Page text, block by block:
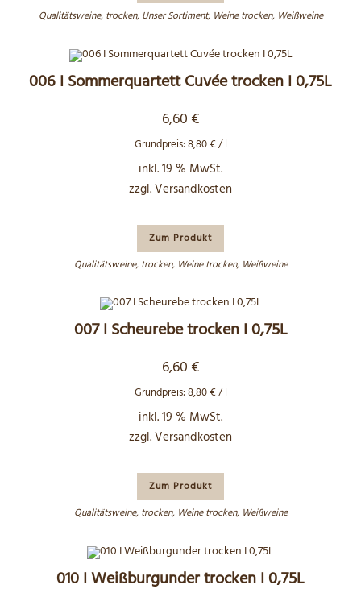
Qualitätsweine, trocken, Unser Sortiment, Weine trocken, Weißweine
006 I Sommerquartett Cuvée trocken I 0,75L
6,60 €
Grundpreis:8,80€/l
inkl. 19 % MwSt.
zzgl.Versandkosten
Zum Produkt
Qualitätsweine, trocken, Weine trocken, Weißweine
007 I Scheurebe trocken I 0,75L
6,60 €
Grundpreis:8,80€/l
inkl. 19 % MwSt.
zzgl.Versandkosten
Zum Produkt
Qualitätsweine, trocken, Weine trocken, Weißweine
010 I Weißburgunder trocken I 0,75L